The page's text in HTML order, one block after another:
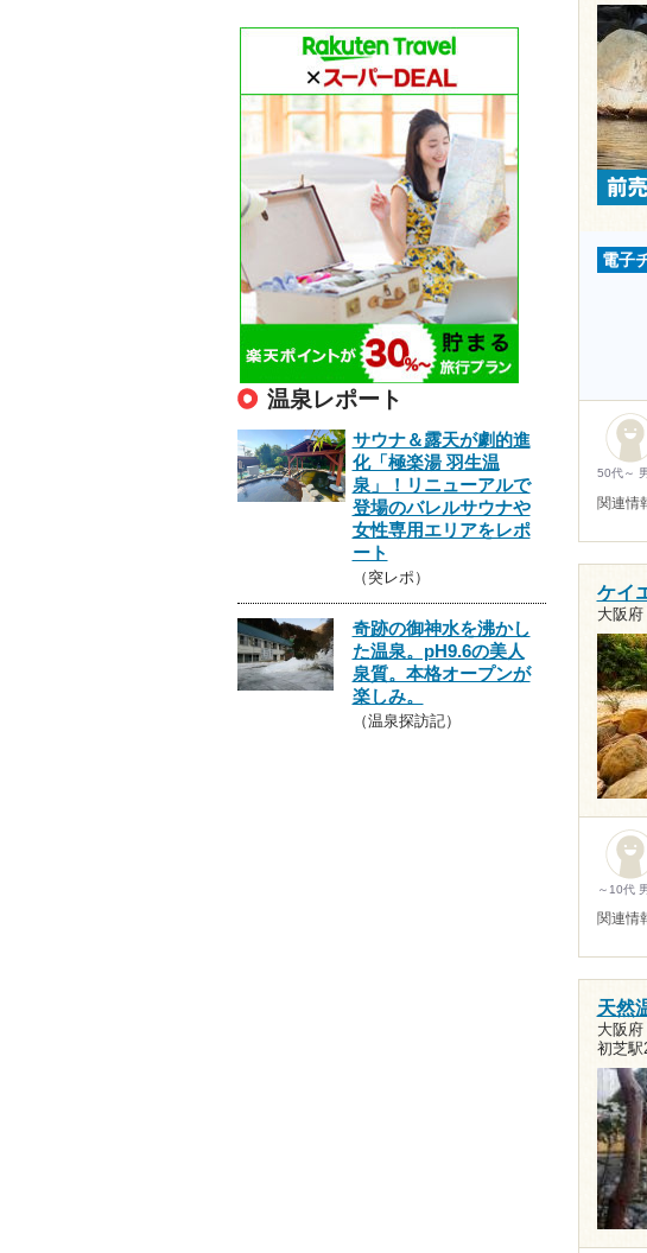
電子
50代～
関連情
ケイ
大阪
～10代
関連情
天然
大阪
初芝駅
温泉レポート
サウナ＆露天が劇的進
化「極楽湯 羽生温
泉」！リニューアルで
登場のバレルサウナや
女性専用エリアをレポ
ート
（突レポ）
奇跡の御神水を沸かし
た温泉。pH9.6の美人
泉質。本格オープンが
楽しみ。
（温泉探訪記）